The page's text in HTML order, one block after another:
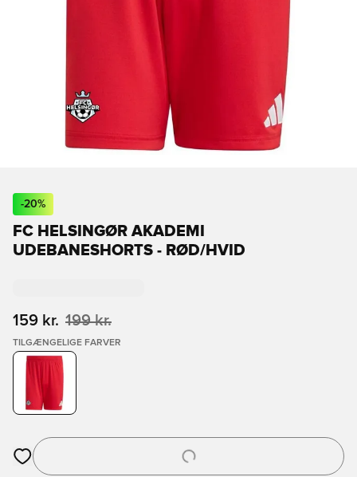
-20%
FC HELSINGØR AKADEMI
UDEBANESHORTS - RØD/HVID
159 kr. 199 kr.
TILGÆNGELIGE FARVER
Åbner en Modal til at logge ind eller tilmelde dig som medlem